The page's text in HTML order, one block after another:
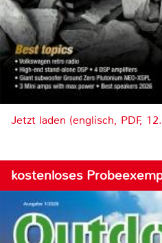
Jetzt laden (englisch, PDF,
kostenloses